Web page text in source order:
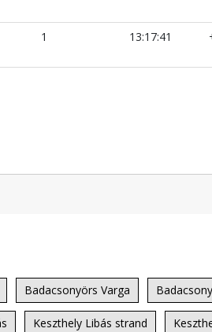
1 13:17:41
Badacsonyörs Varga Badacsony
Keszthely Libás strand